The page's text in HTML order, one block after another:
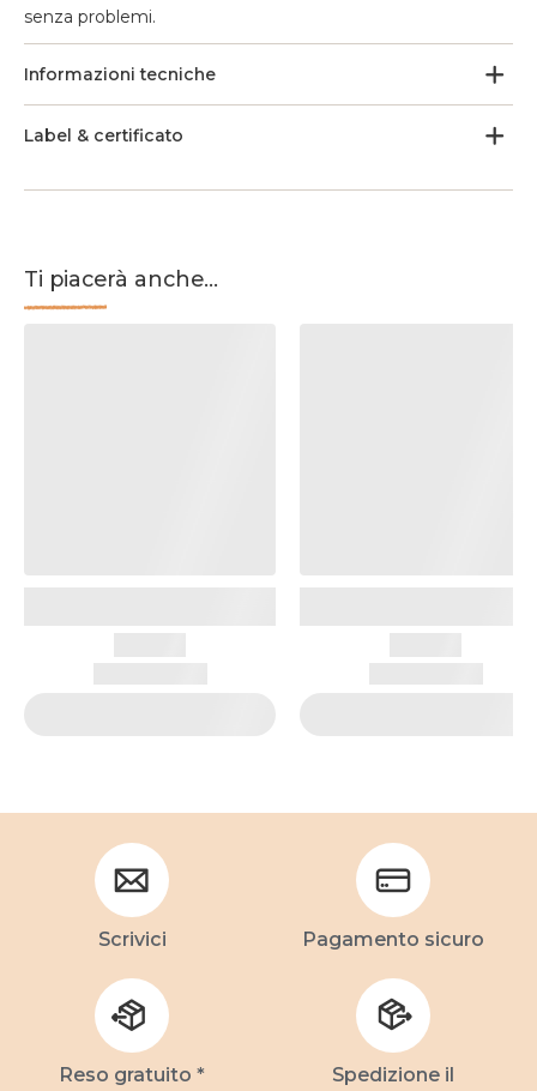
senza problemi.
Informazioni tecniche
Label & certificato
Ti piacerà anche...
Scrivici Pagamento sicuro
Reso gratuito *
Spedizione il